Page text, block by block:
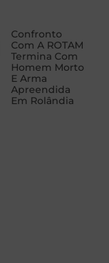
Confronto
Com A ROTAM
Termina Com
Homem Morto
E Arma
Apreendida
Em Rolândia